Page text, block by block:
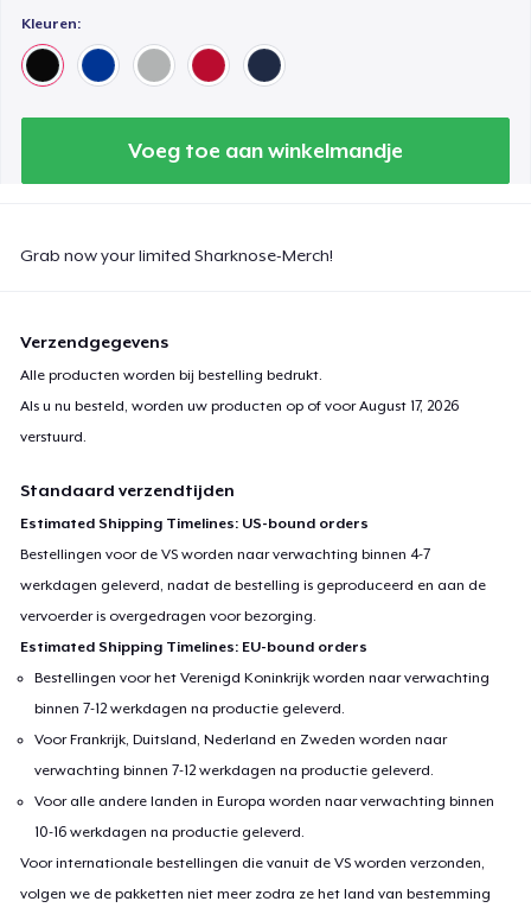
Kleuren:
Voeg toe aan winkelmandje
Grab now your limited Sharknose-Merch!
Verzendgegevens
Alle producten worden bij bestelling bedrukt.
Als u nu besteld, worden uw producten op of voorAugust 17, 2026
verstuurd.
Standaard verzendtijden
Estimated Shipping Timelines: US-bound orders
Bestellingen voor de VS worden naar verwachting binnen 4-7
werkdagen geleverd, nadat de bestelling is geproduceerd en aan de
vervoerder is overgedragen voor bezorging.
Estimated Shipping Timelines: EU-bound orders
Bestellingen voor het Verenigd Koninkrijk worden naar verwachting
binnen 7-12 werkdagen na productie geleverd.
Voor Frankrijk, Duitsland, Nederland en Zweden worden naar
verwachting binnen 7-12 werkdagen na productie geleverd.
Voor alle andere landen in Europa worden naar verwachting binnen
10-16 werkdagen na productie geleverd.
Voor internationale bestellingen die vanuit de VS worden verzonden,
volgen we de pakketten niet meer zodra ze het land van bestemming